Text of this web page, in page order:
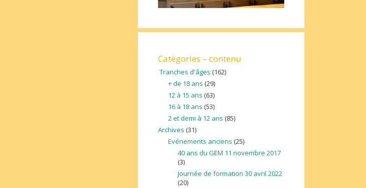
Catégories – contenu
Tranches d'âges (162)
+ de 18 ans (29)
12 à 15 ans (63)
16 à 18 ans (53)
2 et demi à 12 ans (85)
Archives (31)
Evénements anciens (25)
40 ans du GEM 11 novembre 2017
(3)
Journée de formation 30 avril 2022
(20)